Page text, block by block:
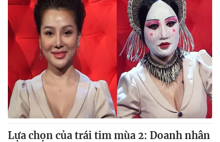
Lựa chọn của trái tim mùa 2: Doanh nhân